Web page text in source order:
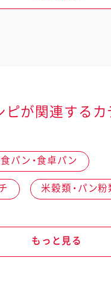
ピが関連するカ
食パン・食卓パン
米穀類・パン粉
セロリ
もっと見る